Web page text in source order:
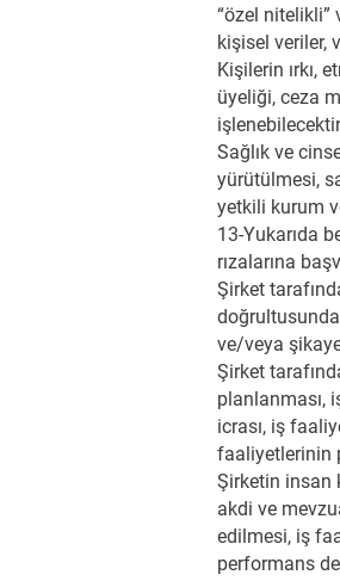
“özel nitelikli”
kişisel veriler,
Kişilerin ırkı,
üyeliği, ceza
Sağlık ve
yürütülmesi,
yetkili kurum
13-Yukarıda
rızalarına
Şirket
ve/veya
Şirket
planlanması,
icrası, iş
faaliyetlerinin
Şirketin insan
akdi ve
edilmesi, iş
performans